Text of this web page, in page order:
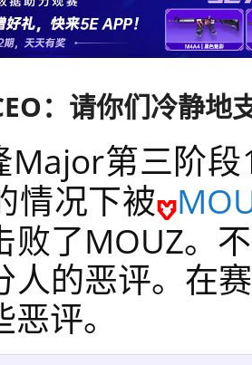
Major第三阶
情况下被
败了MOUZ。
人的恶评。在
评。